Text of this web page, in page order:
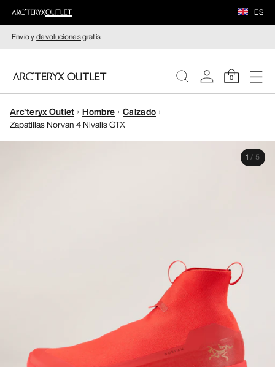
ES
Envío ydevolucionesgratis
0
MUJERE
Arc'teryx Outlet Hombre
Calzado
Zapatillas Norvan 4 Nivalis GTX
1 / 5